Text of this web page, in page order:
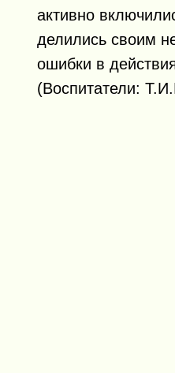
активно
делились своим
ошибки в
(Воспитатели: